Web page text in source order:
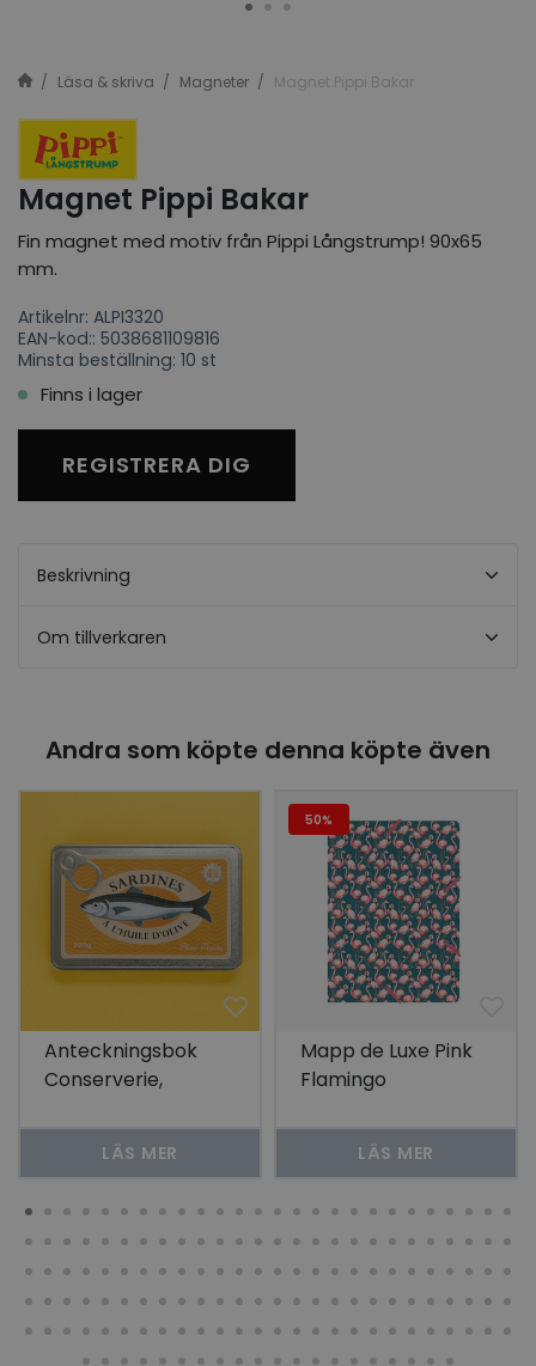
Läsa & skriva Magneter Magnet Pippi Bakar
Magnet Pippi Bakar
Fin magnet med motiv från Pippi Långstrump! 90x65
mm.
Artikelnr: ALPI3320
EAN-kod:: 5038681109816
Minsta beställning: 10 st
Finns i lager
REGISTRERA DIG
Beskrivning
Om tillverkaren
Andra som köpte denna köpte även
Anteckningsbok
Conserverie,
LÄS MER
50%
Mapp de Luxe Pink
Flamingo
LÄS MER